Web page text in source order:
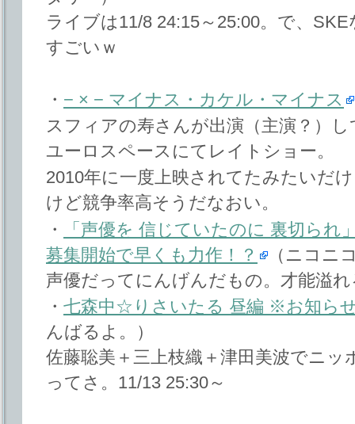
ライブは11/8 24:15～25:00。で、
すごいｗ
・ − × − マイナス・カケル・マイナス
スフィアの寿さんが出演（主演？）
ユーロスペースにてレイトショー。
2010年に一度上映されてたみたいだ
けど競争率高そうだなおい。
・
「声優を 信じていたのに 裏切られ
募集開始で早くも力作！？
（ニコニ
声優だってにんげんだもの。才能溢
・ 七森中☆りさいたる 昼編 ※お知ら
んばるよ。）
佐藤聡美＋三上枝織＋津田美波でニ
ってさ。11/13 25:30～